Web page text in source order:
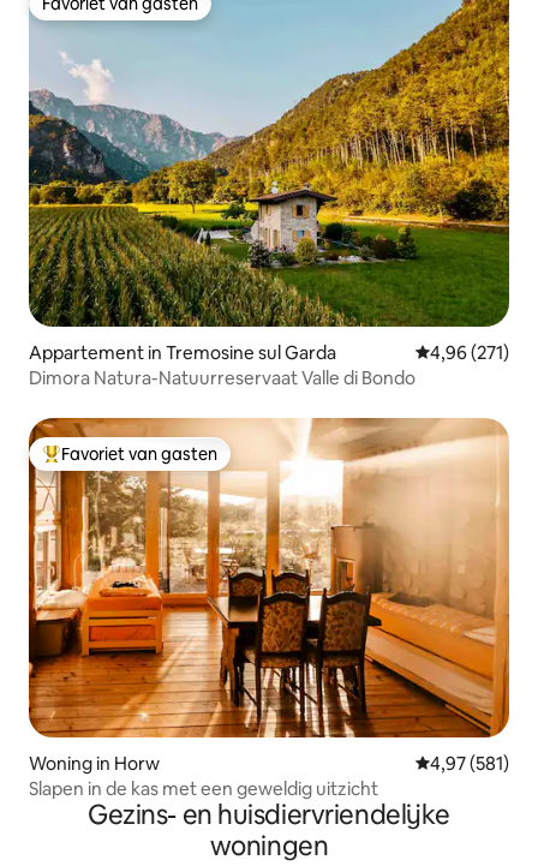
Favoriet van gasten
Appartement in Tremosine sul Garda Gemiddelde
4,96 (271)
Dimora Natura-Natuurreservaat Valle di Bondo
Topfavoriet van gasten
Favoriet van gasten
Woning in Horw Gemiddelde
4,97 (581)
Slapen in de kas met een geweldig uitzicht
Gezins- en huisdiervriendelijke
woningen